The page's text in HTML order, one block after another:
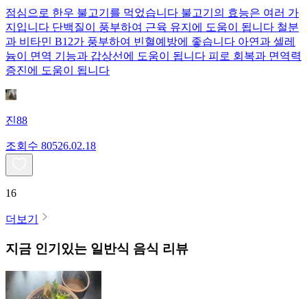
점심으로 한우 불고기를 먹었습니다 불고기의 효능은 여러 가
지입니다 단백질이 풍부하여 근육 유지에 도움이 됩니다 철분
과 비타민 B12가 풍부하여 빈혈예방에 좋습니다 아연과 셀레
늄이 면역 기능과 갑상선에 도움이 됩니다 피로 회복과 면역력
증진에 도움이 됩니다
진88
조회수 80526.02.18
16
더보기
지금 인기있는 일반식 음식 리뷰